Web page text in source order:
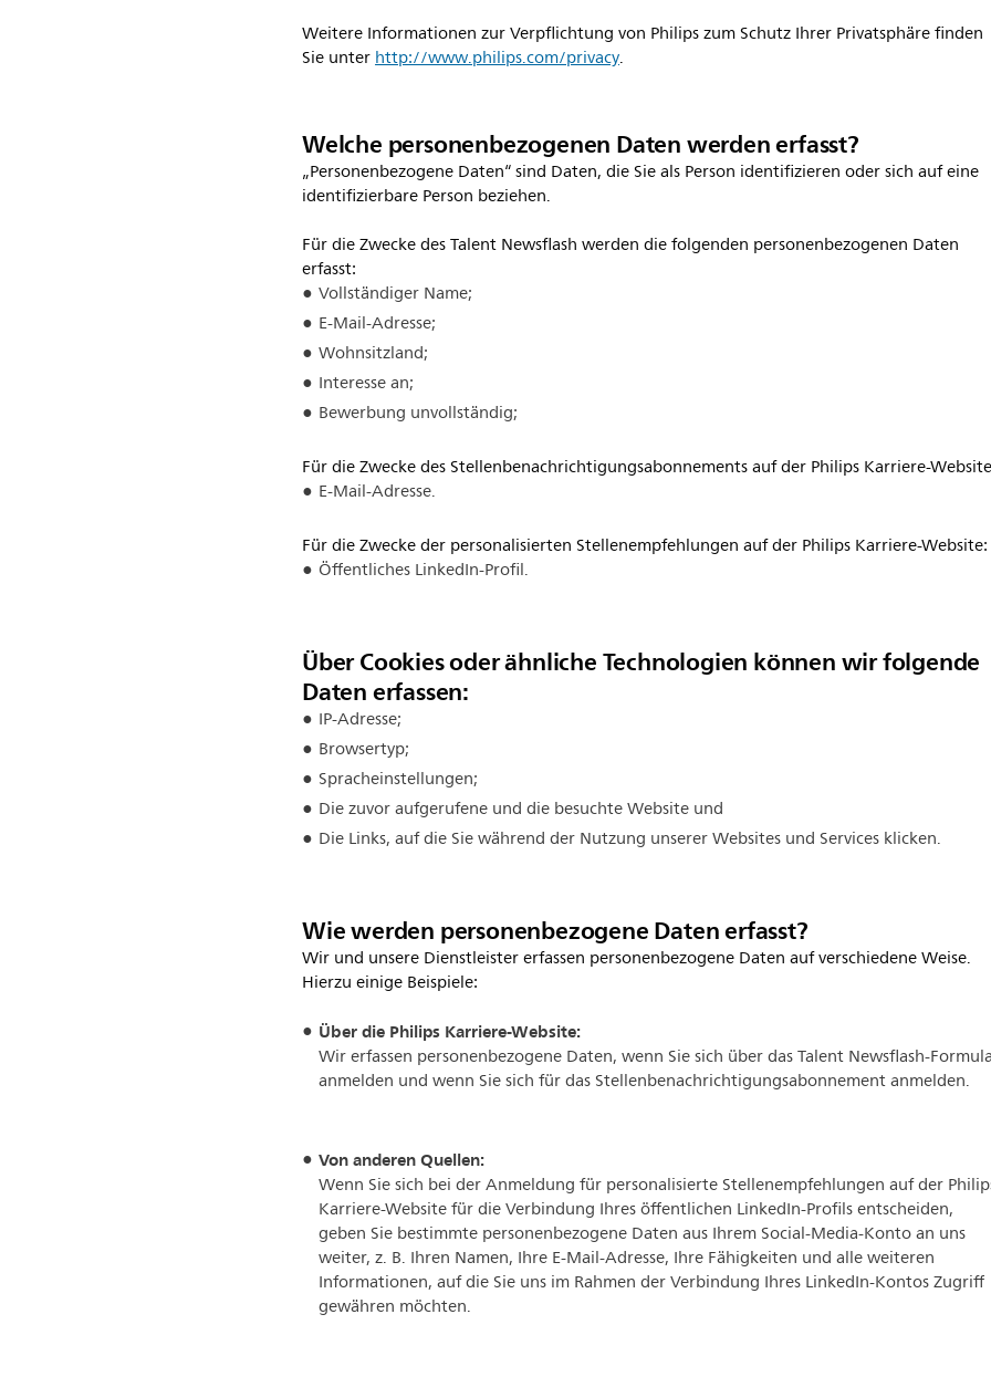
Weitere Informationen zur Verpflichtung von Philips zum Schutz Ihrer Privatsphäre finden
Sie unterhttp://www.philips.com/privacy.
Welche personenbezogenen Daten werden erfasst?
„Personenbezogene Daten“ sind Daten, die Sie als Person identifizieren oder sich auf eine
identifizierbare Person beziehen.
Für die Zwecke des Talent Newsflash werden die folgenden personenbezogenen Daten
erfasst:
Vollständiger Name;
E-Mail-Adresse;
Wohnsitzland;
Interesse an;
Bewerbung unvollständig;
Für die Zwecke des Stellenbenachrichtigungsabonnements auf der Philips Karriere-
E-Mail-Adresse.
Für die Zwecke der personalisierten Stellenempfehlungen auf der Philips Karriere-Website:
Öffentliches LinkedIn-Profil.
Über Cookies oder ähnliche Technologien können wir folgende
Daten erfassen:
IP-Adresse;
Browsertyp;
Spracheinstellungen;
Die zuvor aufgerufene und die besuchte Website und
Die Links, auf die Sie während der Nutzung unserer Websites und Services klicken.
Wie werden personenbezogene Daten erfasst?
Wir und unsere Dienstleister erfassen personenbezogene Daten auf verschiedene Weise.
Hierzu einige Beispiele:
Über die Philips Karriere-Website:
Wir erfassen personenbezogene Daten, wenn Sie sich über das Talent Newsflash-
anmelden und wenn Sie sich für das Stellenbenachrichtigungsabonnement anmelden.
Von anderen Quellen:
Wenn Sie sich bei der Anmeldung für personalisierte Stellenempfehlungen auf der
Karriere-Website für die Verbindung Ihres öffentlichen LinkedIn-Profils entscheiden,
geben Sie bestimmte personenbezogene Daten aus Ihrem Social-Media-Konto an uns
weiter, z. B. Ihren Namen, Ihre E-Mail-Adresse, Ihre Fähigkeiten und alle weiteren
Informationen, auf die Sie uns im Rahmen der Verbindung Ihres LinkedIn-Kontos Zugriff
gewähren möchten.